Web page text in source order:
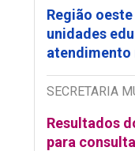
Região
unidades
atendimento
SECRETARIA
Resultados
para consulta